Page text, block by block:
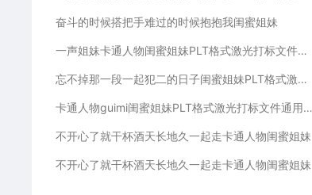
奋斗的时候搭把手难过的时候抱抱我闺蜜姐妹
一声姐妹卡通人物闺蜜姐妹PLT格式激光打标文件通用矢量图
忘不掉那一段一起犯二的日子闺蜜姐妹PLT格式激光打标文件通用矢量图
卡通人物guimi闺蜜姐妹PLT格式激光打标文件通用矢量图
不开心了就干杯酒天长地久一起走卡通人物闺蜜姐妹
不开心了就干杯酒天长地久一起走卡通人物闺蜜姐妹